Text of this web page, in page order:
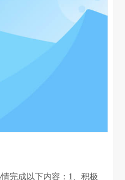
完成以下内容：1、积极